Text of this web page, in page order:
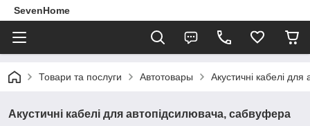
SevenHome
Товари та послуги Автотовары Акустичні кабелі
Акустичні кабелі для автопідсилювача, сабвуфера